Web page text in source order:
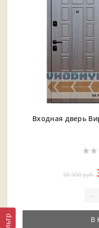
Входная дверь
36 500 руб.
-
В